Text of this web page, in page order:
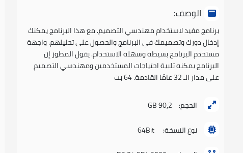
الوصف:
برنامج مفيد لاستخدام مهندسي التصميم. مع هذا البرنامج يمكنك
إدخال دورك وتصميمك في البرنامج والحصول على تحليلهم. واجهة
مستخدم البرنامج بسيطة وسهلة الاستخدام. يقول المطور إن
البرنامج يمكنه تلبية احتياجات المستخدمين ومهندسي التصميم
على مدار الـ 32 عامًا القادمة. 64 بت
الحجم: 90,2 GB
نوع النسخة:
64Bit